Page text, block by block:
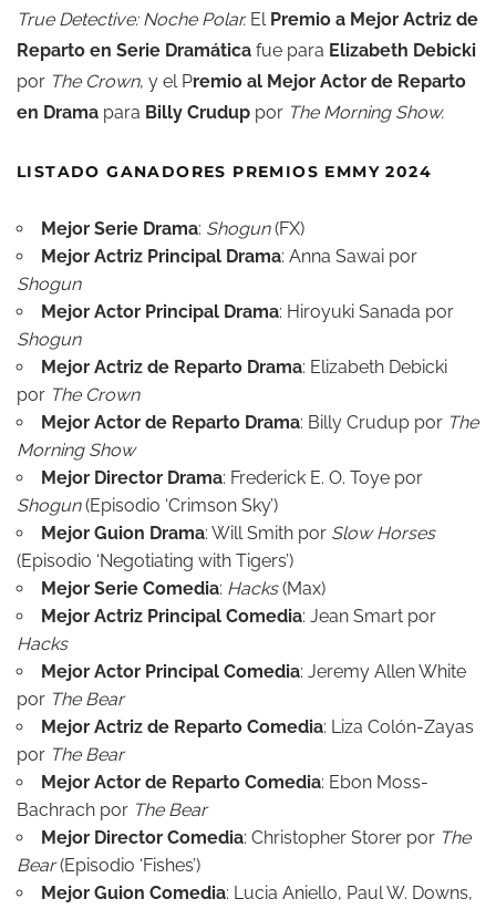
True Detective: Noche Polar. El Premio a Mejor Actriz de
Reparto en Serie Dramática fue para Elizabeth Debicki
por The Crown, y el Premio al Mejor Actor de Reparto
en Drama para Billy Crudup por The Morning Show.
LISTADO GANADORES PREMIOS EMMY 2024
Mejor Serie Drama: Shogun(FX)
Mejor Actriz Principal Drama: Anna Sawai por
Shogun
Mejor Actor Principal Drama: Hiroyuki Sanada por
Shogun
Mejor Actriz de Reparto Drama: Elizabeth Debicki
por The Crown
Mejor Actor de Reparto Drama: Billy Crudup por The
Morning Show
Mejor Director Drama: Frederick E. O. Toye por
Shogun(Episodio ‘Crimson Sky’)
Mejor Guion Drama: Will Smith por Slow Horses
(Episodio ‘Negotiating with Tigers’)
Mejor Serie Comedia: Hacks(Max)
Mejor Actriz Principal Comedia: Jean Smart por
Hacks
Mejor Actor Principal Comedia: Jeremy Allen White
por The Bear
Mejor Actriz de Reparto Comedia: Liza Colón-Zayas
por The Bear
Mejor Actor de Reparto Comedia: Ebon Moss-
Bachrach por The Bear
Mejor Director Comedia: Christopher Storer por The
Bear(Episodio ‘Fishes’)
Mejor Guion Comedia: Lucia Aniello, Paul W. Downs,